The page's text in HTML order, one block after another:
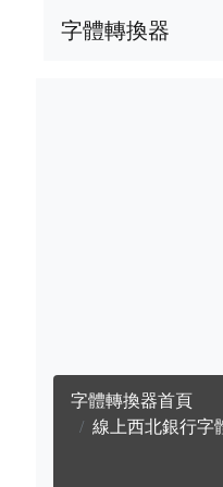
字體轉換器
字體轉換器首頁
線上西北銀行字體轉